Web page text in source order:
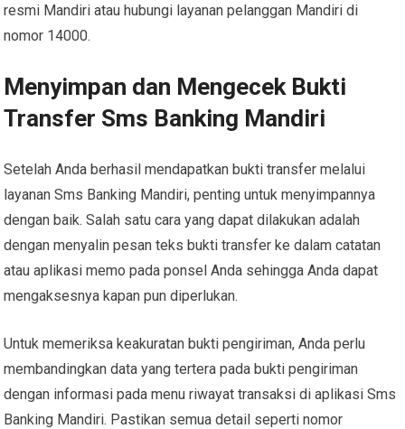
resmi Mandiri atau hubungi layanan pelanggan Mandiri di
nomor 14000.
Menyimpan dan Mengecek Bukti
Transfer Sms Banking Mandiri
Setelah Anda berhasil mendapatkan bukti transfer melalui
layanan Sms Banking Mandiri, penting untuk menyimpannya
dengan baik. Salah satu cara yang dapat dilakukan adalah
dengan menyalin pesan teks bukti transfer ke dalam catatan
atau aplikasi memo pada ponsel Anda sehingga Anda dapat
mengaksesnya kapan pun diperlukan.
Untuk memeriksa keakuratan bukti pengiriman, Anda perlu
membandingkan data yang tertera pada bukti pengiriman
dengan informasi pada menu riwayat transaksi di aplikasi Sms
Banking Mandiri. Pastikan semua detail seperti nomor